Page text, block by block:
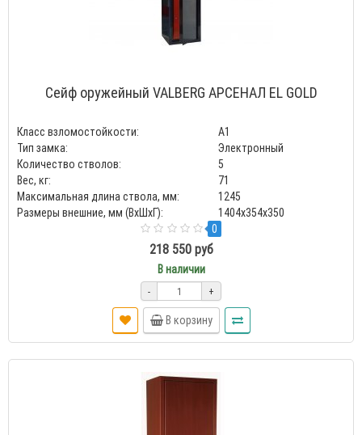
Сейф оружейный VALBERG АРСЕНАЛ EL GOLD
Класс взломостойкости:
А1
Тип замка:
Электронный
Количество стволов:
5
Вес, кг:
71
Максимальная длина ствола, мм:
1245
Размеры внешние, мм (ВхШхГ):
1404x354x350
0
218 550 руб
В наличии
- +
В корзину